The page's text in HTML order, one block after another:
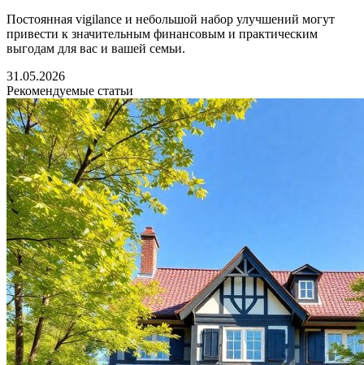
Постоянная vigilance и небольшой набор улучшений могут
привести к значительным финансовым и практическим
выгодам для вас и вашей семьи.
31.05.2026
Рекомендуемые статьи